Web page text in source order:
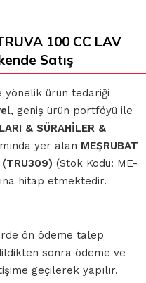
100 CC LAV
Satış
yönelik ürün tedariği
, geniş ürün portföyü ile
& SÜRAHİLER &
yer alan MEŞRUBAT
(TRU309) (Stok Kodu: ME-
hitap etmektedir.
ön ödeme talep
sonra ödeme ve
geçilerek yapılır.